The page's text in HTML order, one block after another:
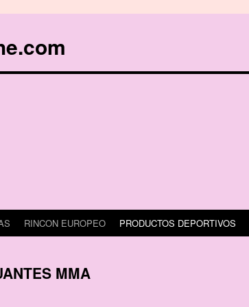
RINCON EUROPEO PRODUCTOS DEPORTIVOS
MMA